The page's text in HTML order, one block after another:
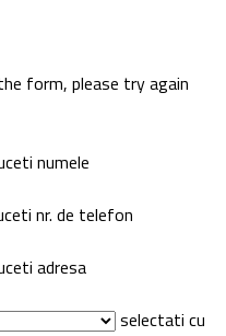
form, please try again
numele
nr. de telefon
adresa
selectati cu